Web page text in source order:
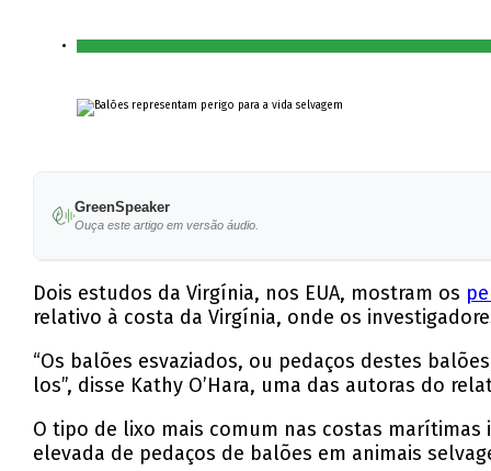
GreenSpeaker
Ouça este artigo em versão áudio.
Dois estudos da Virgínia, nos EUA, mostram os
relativo à costa da Virgínia, onde os
“Os balões esvaziados, ou pedaços destes
los”, disse Kathy O’Hara, uma das autoras do
O tipo de lixo mais comum nas costas
elevada de pedaços de balões em animais